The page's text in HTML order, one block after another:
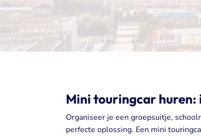
Mini touringcar huren:
Organiseer je een groepsuitje,
perfecte oplossing. Een mini